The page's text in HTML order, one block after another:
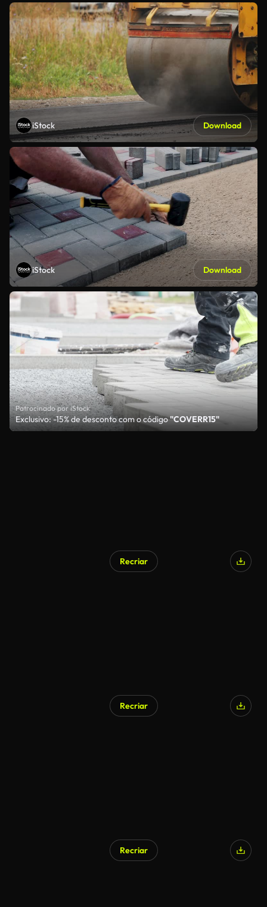
iStock Download
iStock Download
Patrocinado por iStock
Exclusivo: -15% de desconto com o código"COVERR15"
Recriar
Recriar
Recriar